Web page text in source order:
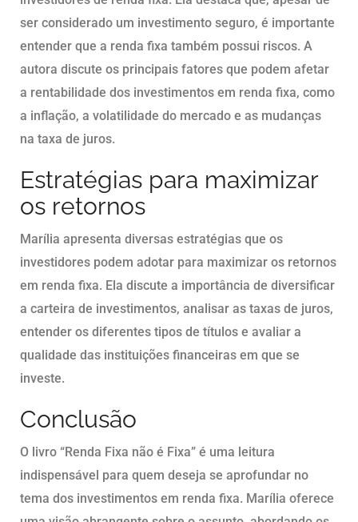
ser considerado um investimento seguro, é importante
entender que a renda fixa também possui riscos. A
autora discute os principais fatores que podem afetar
a rentabilidade dos investimentos em renda fixa, como
a inflação, a volatilidade do mercado e as mudanças
na taxa de juros.
Estratégias para maximizar
os retornos
Marília apresenta diversas estratégias que os
investidores podem adotar para maximizar os retornos
em renda fixa. Ela discute a importância de diversificar
a carteira de investimentos, analisar as taxas de juros,
entender os diferentes tipos de títulos e avaliar a
qualidade das instituições financeiras em que se
investe.
Conclusão
O livro “Renda Fixa não é Fixa” é uma leitura
indispensável para quem deseja se aprofundar no
tema dos investimentos em renda fixa. Marília oferece